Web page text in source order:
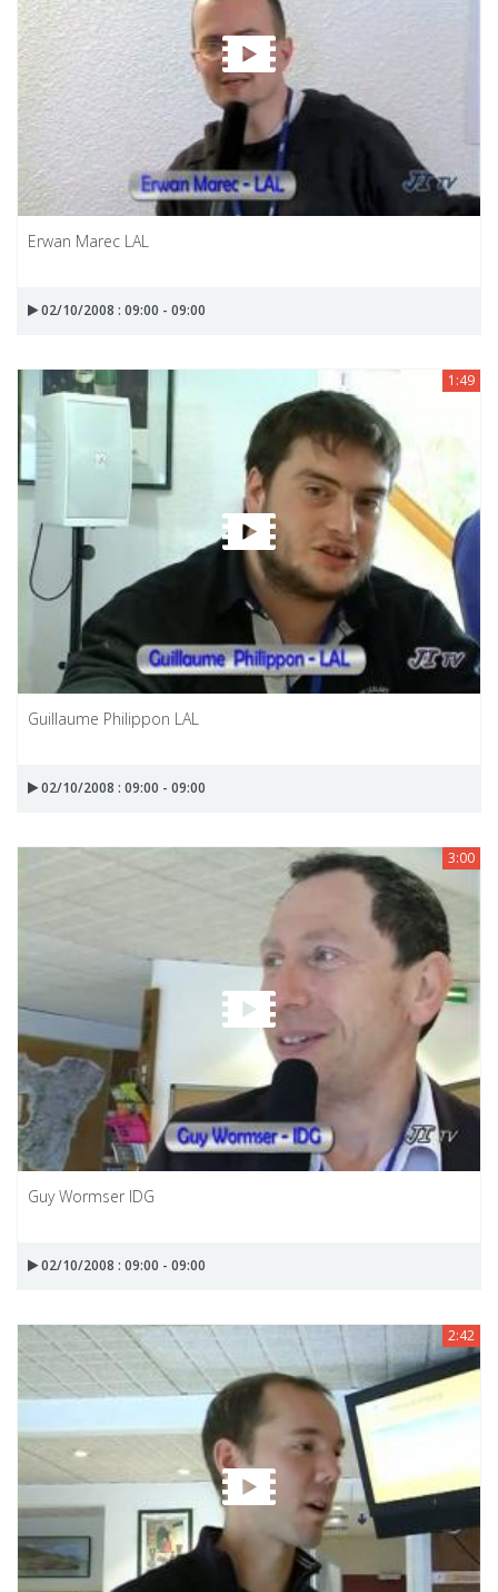
Erwan Marec LAL
02/10/2008 : 09:00 - 09:00
1:49
Guillaume Philippon LAL
02/10/2008 : 09:00 - 09:00
3:00
Guy Wormser IDG
02/10/2008 : 09:00 - 09:00
2:42